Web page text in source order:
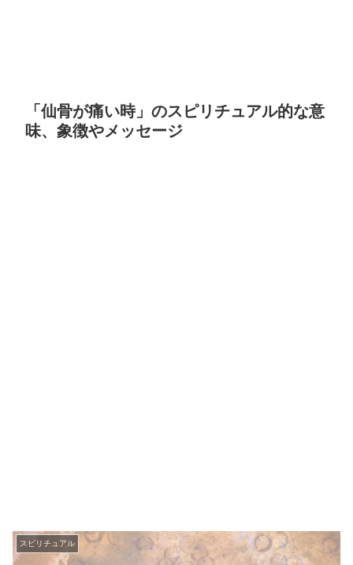
「仙骨が痛い時」のスピリチュアル的な意
味、象徴やメッセージ
スピリチュアル